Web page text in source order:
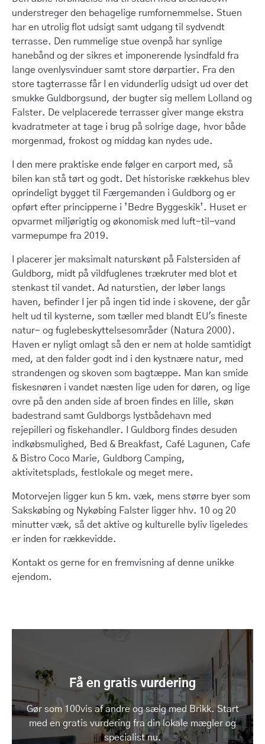
understreger den behagelige rumfornemmelse. Stuen
har en utrolig flot udsigt samt udgang til sydvendt
terrasse. Den rummelige stue ovenpå har synlige
hanebånd og der sikres et imponerende lysindfald fra
lange ovenlysvinduer samt store dørpartier. Fra den
store tagterrasse får I en vidunderlig udsigt ud over det
smukke Guldborgsund, der bugter sig mellem Lolland og
Falster. De velplacerede terrasser giver mange ekstra
kvadratmeter at tage i brug på solrige dage, hvor både
morgenmad, frokost og middag kan nydes ude.
I den mere praktiske ende følger en carport med, så
bilen kan stå tørt og godt. Det historiske rækkehus blev
oprindeligt bygget til Færgemanden i Guldborg og er
opført efter principperne i ’Bedre Byggeskik’. Huset er
opvarmet miljørigtig og økonomisk med luft-til-vand
varmepumpe fra 2019.
I placerer jer maksimalt naturskønt på Falstersiden af
Guldborg, midt på vildfuglenes trækruter med blot et
stenkast til vandet. Ad naturstien, der løber langs
haven, befinder I jer på ingen tid inde i skovene, der går
helt ud til kysterne, som tæller med blandt EU's fineste
natur- og fuglebeskyttelses­områder (Natura 2000).
Haven er nyligt omlagt så den er nem at holde samtidigt
med, at den falder godt ind i den kystnære natur, med
strandengen og skoven som bagtæppe. Man kan smide
fiskesnøren i vandet næsten lige uden for døren, og lige
ovre på den anden side af broen findes en lille, skøn
badestrand samt Guldborgs lystbådehavn med
rejepilleri og fiskehandler. I Guldborg findes desuden
indkøbsmulighed, Bed & Breakfast, Café Lagunen, Cafe
& Bistro Coco Marie, Guldborg Camping,
aktivitetsplads, festlokale og meget mere.
Motorvejen ligger kun 5 km. væk, mens større byer som
Sakskøbing og Nykøbing Falster ligger hhv. 10 og 20
minutter væk, så det aktive og kulturelle byliv ligeledes
er inden for rækkevidde.
Kontakt os gerne for en fremvisning af denne unikke
ejendom.
Få en gratis vurdering
Gør som 100vis af andre og sælg med Brikk. Start
med en gratis vurdering fra din lokale mægler og
specialist nu.